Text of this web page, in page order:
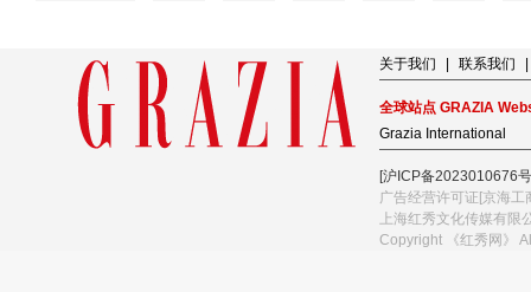
关于我们 联系我们
全球站点 GRAZIA
Grazia International
[沪ICP备2023010676
广告经营许可证[京海
上海红秀文化传媒有限
Copyright 《红秀网》